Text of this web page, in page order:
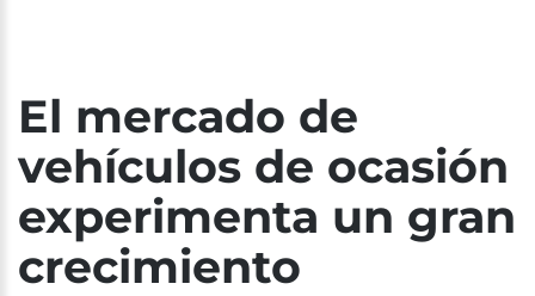
El mercado de
vehículos de ocasión
experimenta un gran
crecimiento